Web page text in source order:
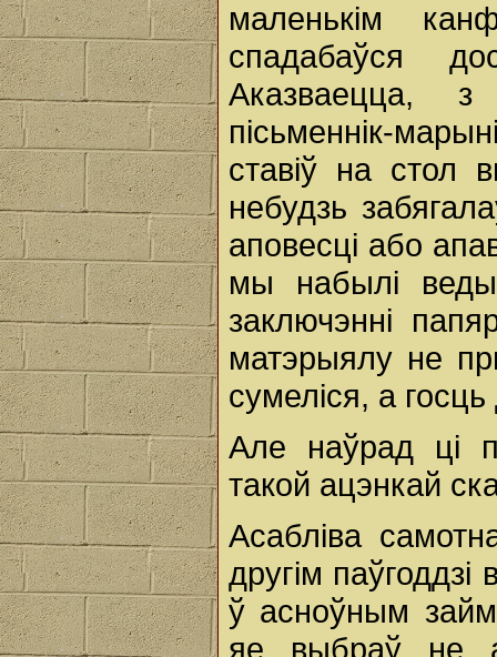
маленькім
спадабаўся
Аказваецца, з
пісьменнік-
ставіў на стол
небудзь
аповесці або
мы набылі
заключэнні
матэрыялу не
сумеліся, а
Але наўрад ці
такой ацэнкай
Асабліва
другім
ў асноўным
яе выбраў не